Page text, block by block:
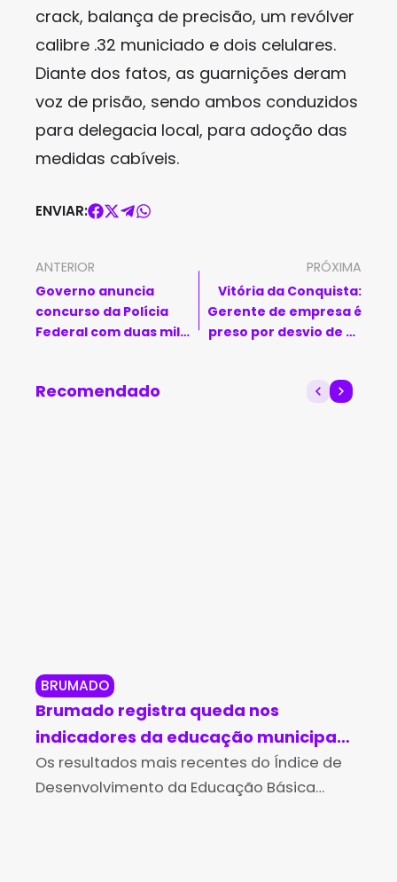
crack, balança de precisão, um revólver
calibre .32 municiado e dois celulares.
Diante dos fatos, as guarnições deram
voz de prisão, sendo ambos conduzidos
para delegacia local, para adoção das
medidas cabíveis.
ENVIAR:
ANTERIOR
Governo anuncia
concurso da Polícia
Federal com duas mil
PRÓXIMA
Vitória da Conquista:
Gerente de empresa é
preso por desvio de R$
Recomendado
BRUMADO
Brumado registra queda nos
indicadores da educação municipal
no Ideb 2025
Os resultados mais recentes do Índice de
Desenvolvimento da Educação Básica